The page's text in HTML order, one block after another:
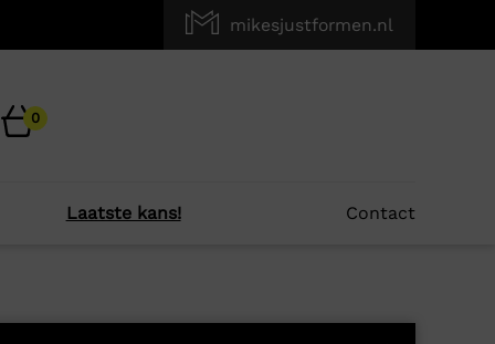
mikesjustformen.nl
0
Laatste kans! Contact